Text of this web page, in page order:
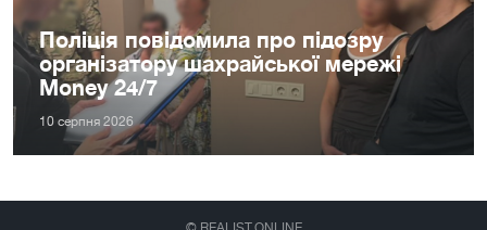
Поліція повідомила про підозру
організатору шахрайської мережі
Money 24/7
10 серпня 2026